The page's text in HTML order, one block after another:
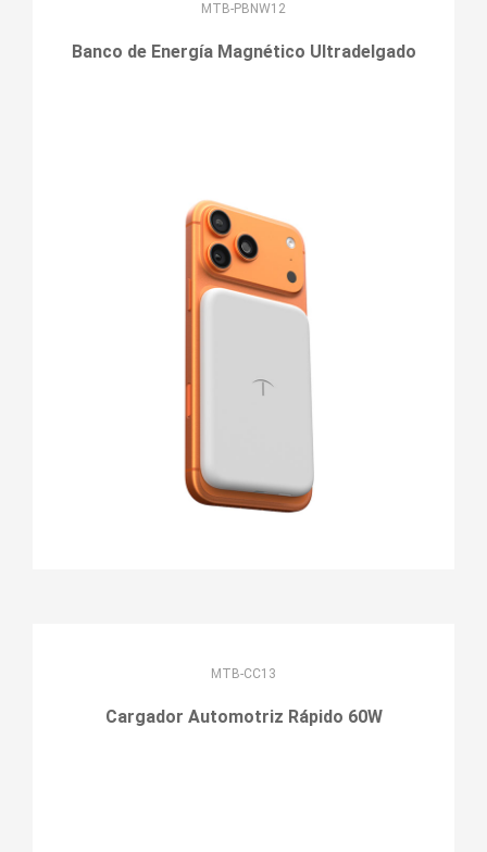
MTB-PBNW12
Banco de Energía Magnético Ultradelgado
MTB-CC13
Cargador Automotriz Rápido 60W